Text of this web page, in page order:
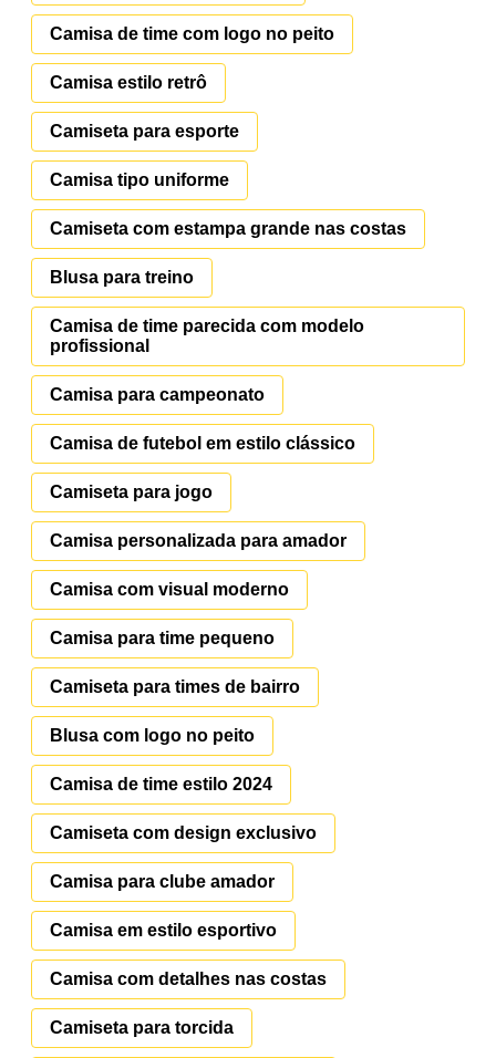
Camisa de time com logo no peito
Camisa estilo retrô
Camiseta para esporte
Camisa tipo uniforme
Camiseta com estampa grande nas costas
Blusa para treino
Camisa de time parecida com modelo
profissional
Camisa para campeonato
Camisa de futebol em estilo clássico
Camiseta para jogo
Camisa personalizada para amador
Camisa com visual moderno
Camisa para time pequeno
Camiseta para times de bairro
Blusa com logo no peito
Camisa de time estilo 2024
Camiseta com design exclusivo
Camisa para clube amador
Camisa em estilo esportivo
Camisa com detalhes nas costas
Camiseta para torcida